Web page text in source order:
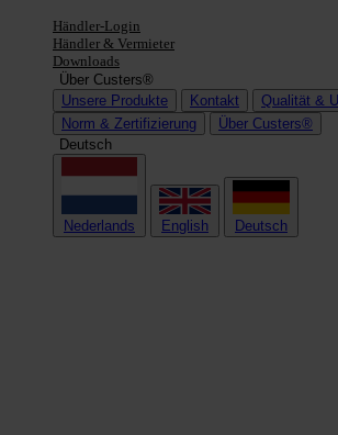
Händler-Login
Händler & Vermieter
Downloads
Über Custers®
Unsere Produkte
Kontakt Qualität &
Norm & Zertifizierung
Über Custers®
Deutsch
Nederlands English Deutsch